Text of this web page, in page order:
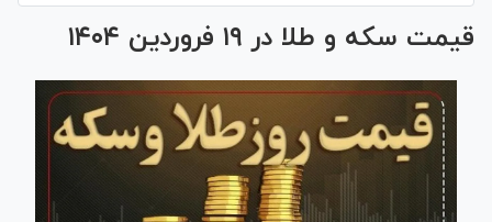
قیمت سکه و طلا در ۱۹ فروردین ۱۴۰۴